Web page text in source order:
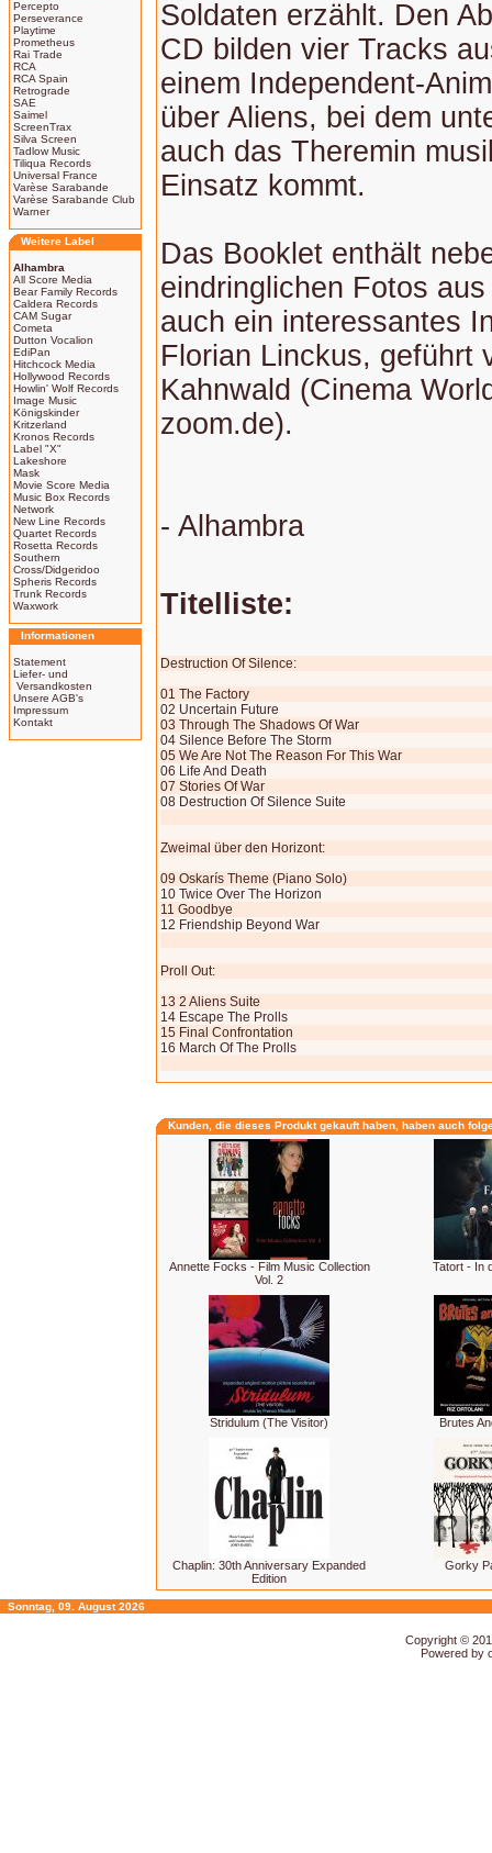
Percepto
Perseverance
Playtime
Prometheus
Rai Trade
RCA
RCA Spain
Retrograde
SAE
Saimel
ScreenTrax
Silva Screen
Tadlow Music
Tiliqua Records
Universal France
Varèse Sarabande
Varèse Sarabande Club
Warner
Weitere Label
Alhambra
All Score Media
Bear Family Records
Caldera Records
CAM Sugar
Cometa
Dutton Vocalion
EdiPan
Hitchcock Media
Hollywood Records
Howlin' Wolf Records
Image Music
Königskinder
Kritzerland
Kronos Records
Label "X"
Lakeshore
Mask
Movie Score Media
Music Box Records
Network
New Line Records
Quartet Records
Rosetta Records
Southern
Cross/Didgeridoo
Spheris Records
Trunk Records
Waxwork
Informationen
Statement
Liefer- und
Versandkosten
Unsere AGB's
Impressum
Kontakt
Soldaten erzählt. Den
CD bilden vier Tracks
einem Independent-
über Aliens, bei dem
auch das Theremin
Einsatz kommt.
Das Booklet enthält
eindringlichen Fotos
auch ein interessantes
Florian Linckus, geführt
Kahnwald (Cinema
zoom.de).
- Alhambra
Titelliste:
Destruction Of Silence:
01 The Factory
02 Uncertain Future
03 Through The Shadows Of War
04 Silence Before The Storm
05 We Are Not The Reason For This War
06 Life And Death
07 Stories Of War
08 Destruction Of Silence Suite
Zweimal über den Horizont:
09 Oskarís Theme (Piano Solo)
10 Twice Over The Horizon
11 Goodbye
12 Friendship Beyond War
Proll Out:
13 2 Aliens Suite
14 Escape The Prolls
15 Final Confrontation
16 March Of The Prolls
Kunden, die dieses Produkt gekauft haben, haben auch
Annette Focks - Film Music Collection
Vol. 2
Tatort - In
Stridulum (The Visitor) Brutes
Chaplin: 30th Anniversary Expanded
Edition
Gorky
Sonntag, 09. August 2026
Copyright ©
Powered by